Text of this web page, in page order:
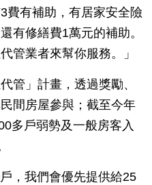
費有補助，有居家安全險
有修繕費1萬元的補助。
管業者來幫你服務。」
管」計畫，透過獎勵、
間房屋參與；截至今年
多戶弱勢及一般房客入
，我們會優先提供給25